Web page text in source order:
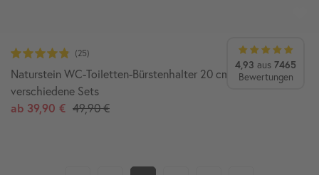
4,93 aus 7465
Bewertungen
Naturstein WC-Toiletten-Bürstenhalter 20 cm poliert
verschiedene Sets
ab 39,90 € 49,90 €